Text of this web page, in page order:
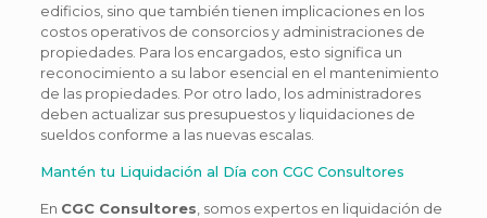
edificios, sino que también tienen implicaciones en los
costos operativos de consorcios y administraciones de
propiedades. Para los encargados, esto significa un
reconocimiento a su labor esencial en el mantenimiento
de las propiedades. Por otro lado, los administradores
deben actualizar sus presupuestos y liquidaciones de
sueldos conforme a las nuevas escalas.
Mantén tu Liquidación al Día con CGC Consultores
En CGC Consultores , somos expertos en liquidación de